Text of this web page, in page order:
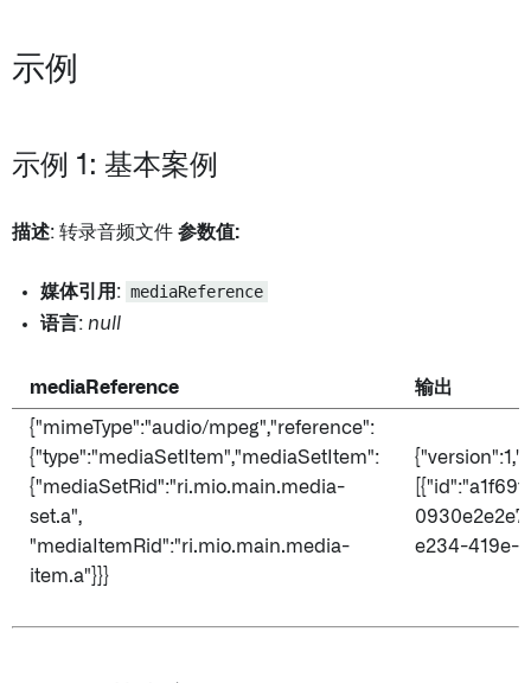
示例
示例 1: 基本案例
描述: 转录音频文件 参数值:
媒体引用 : mediaReference
语言: null
mediaReference 输出
{"mimeType":"audio/mpeg","reference":
{"type":"mediaSetItem","mediaSetItem":
{"mediaSetRid":"ri.mio.main.media-
set.a",
"mediaItemRid":"ri.mio.main.media-
item.a"}}}
e234-419e-